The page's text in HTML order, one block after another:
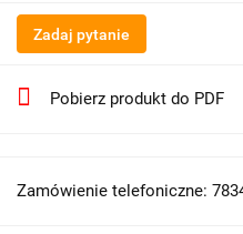
Zadaj pytanie
Pobierz produkt do PDF
Zamówienie telefoniczne: